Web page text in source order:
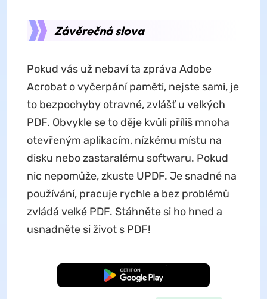
Závěrečná slova
Pokud vás už nebaví ta zpráva Adobe
Acrobat o vyčerpání paměti, nejste sami, je
to bezpochyby otravné, zvlášť u velkých
PDF. Obvykle se to děje kvůli příliš mnoha
otevřeným aplikacím, nízkému místu na
disku nebo zastaralému softwaru. Pokud
nic nepomůže, zkuste UPDF. Je snadné na
používání, pracuje rychle a bez problémů
zvládá velké PDF. Stáhněte si ho hned a
usnadněte si život s PDF!
Bezplatné stažení